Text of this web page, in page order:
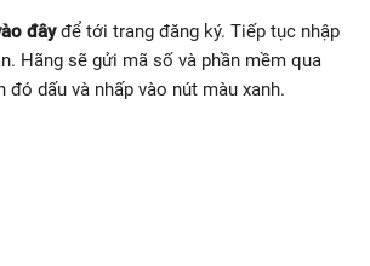
đâyđể tới trang đăng ký. Tiếp tục nhập
Hãng sẽ gửi mã số và phần mềm qua
đó dấu và nhấp vào nút màu xanh.